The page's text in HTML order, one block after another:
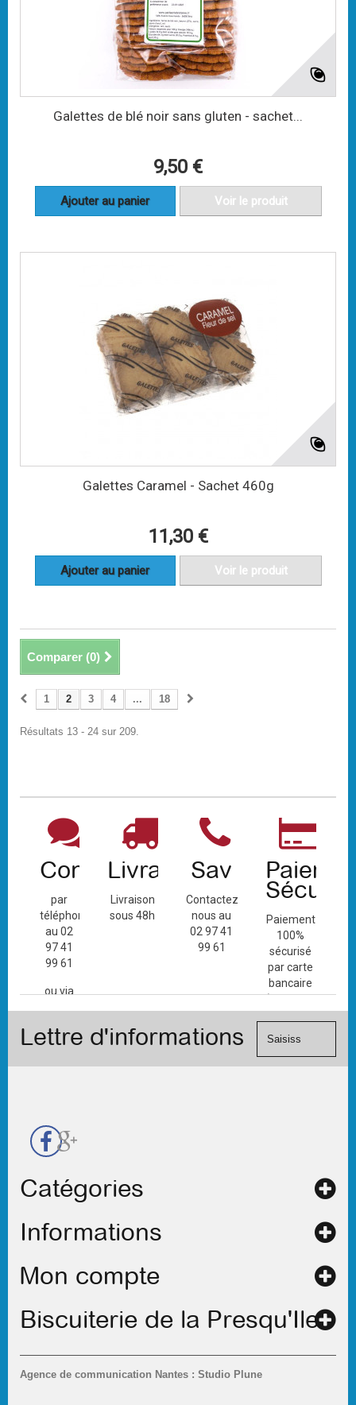
Galettes de blé noir sans gluten - sachet...
9,50 €
Ajouter au panier Voir le produit
Galettes Caramel - Sachet 460g
11,30 €
Ajouter au panier Voir le produit
Comparer (0)
1 2 3 4 ... 18
Résultats 13 - 24 sur 209.
Contact
par
téléphone
au 02
97 41
99 61
ou via
de
Livraison
Livraison
sous 48h
Sav
Contactez-
nous au
02 97 41
99 61
Paiement
100%
sécurisé
par carte
bancaire
(Mastercard,
Visa, ...) et
Lettre d'informations
Catégories
Informations
Agence de communication Nantes : Studio Plune
Mon compte
Biscuiterie de la Presqu'Ile